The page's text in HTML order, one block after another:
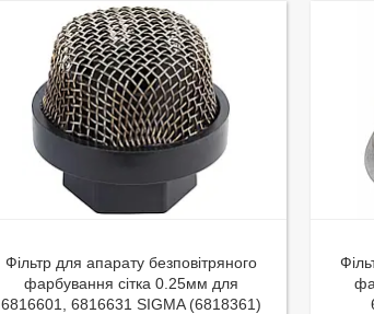
Фільтр для апарату безповітряного
фарбування сітка 0.25мм для
6816601, 6816631 SIGMA (6818361)